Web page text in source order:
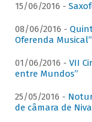
15/06/2016 -
08/06/2016 -
Oferenda Musical”
01/06/2016 - VII
entre Mundos”
25/05/2016 -
de câmara de